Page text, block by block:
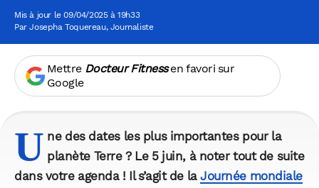
Mis à jour le 09/04/2025 à 19h33
ParJosepha Toquereau, Journaliste
Mettre Docteur Fitnessen favori sur
Google
U ne des dates les plus importantes pour la
planète Terre ? Le 5 juin, à noter tout de suite
dans votre agenda ! Il s’agit de laJournée mondiale